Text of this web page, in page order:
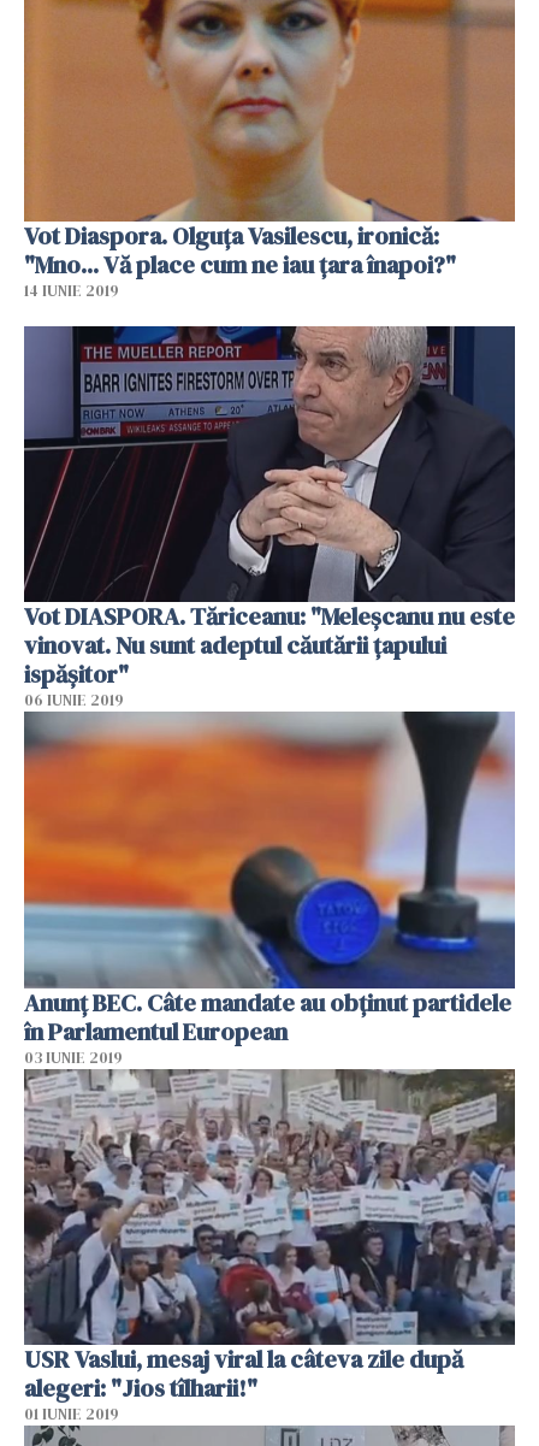
Vot Diaspora. Olguţa Vasilescu, ironică:
"Mno... Vă place cum ne iau ţara înapoi?"
14 IUNIE 2019
Vot DIASPORA. Tăriceanu: "Meleşcanu nu este
vinovat. Nu sunt adeptul căutării ţapului
ispăşitor"
06 IUNIE 2019
Anunţ BEC. Câte mandate au obţinut partidele
în Parlamentul European
03 IUNIE 2019
USR Vaslui, mesaj viral la câteva zile după
alegeri: "Jios tîlharii!"
01 IUNIE 2019